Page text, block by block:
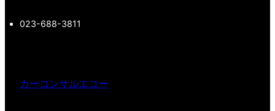
023-688-3811
カーコンサルエコー